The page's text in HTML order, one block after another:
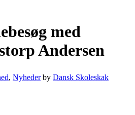
med
Andersen
, Nyheder by Dansk Skoleskak